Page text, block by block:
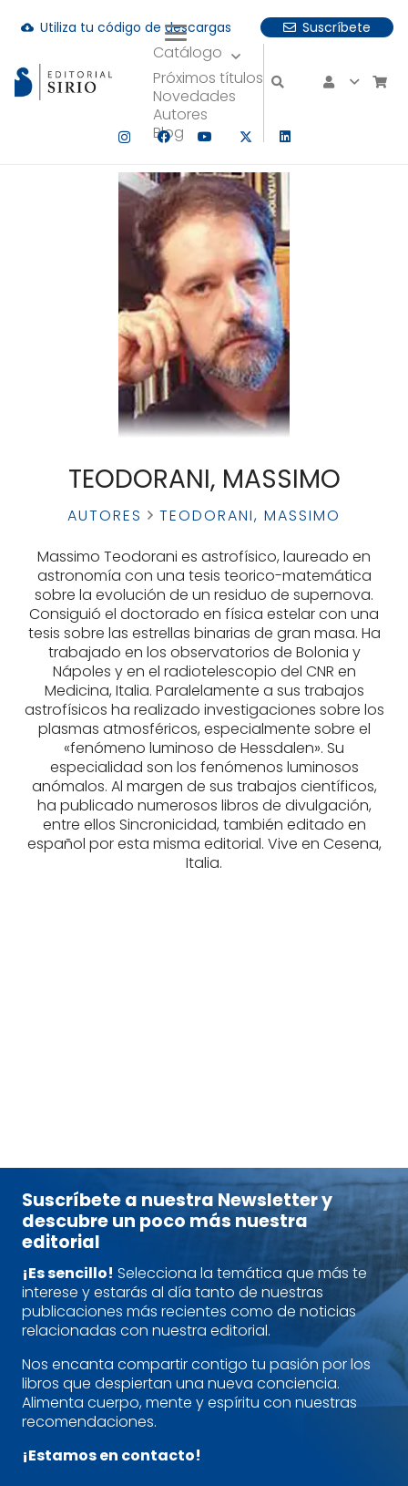
cloud_download Utiliza tu código de descargas Suscríbete
Catálogo
Próximos títulos
Novedades
Autores
Blog
hay resultados autocompletados, puedes utilizar las
TEODORANI, MASSIMO
AUTORES
TEODORANI, MASSIMO
Massimo Teodorani es astrofísico, laureado en
astronomía con una tesis teorico-matemática
sobre la evolución de un residuo de supernova.
Consiguió el doctorado en física estelar con una
tesis sobre las estrellas binarias de gran masa. Ha
trabajado en los observatorios de Bolonia y
Nápoles y en el radiotelescopio del CNR en
Medicina, Italia. Paralelamente a sus trabajos
astrofísicos ha realizado investigaciones sobre los
plasmas atmosféricos, especialmente sobre el
«fenómeno luminoso de Hessdalen». Su
especialidad son los fenómenos luminosos
anómalos. Al margen de sus trabajos científicos,
ha publicado numerosos libros de divulgación,
entre ellos Sincronicidad, también editado en
español por esta misma editorial. Vive en Cesena,
Italia.
Suscríbete a nuestra Newsletter y
descubre un poco más nuestra
editorial
¡Es sencillo! Selecciona la temática que más te
interese y estarás al día tanto de nuestras
publicaciones más recientes como de noticias
relacionadas con nuestra editorial.
Nos encanta compartir contigo tu pasión por los
libros que despiertan una nueva conciencia.
Alimenta cuerpo, mente y espíritu con nuestras
recomendaciones.
¡Estamos en contacto!